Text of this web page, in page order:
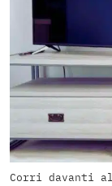
Corri davanti